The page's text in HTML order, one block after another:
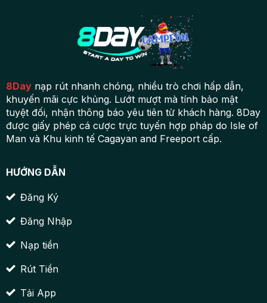
8Daynạp rút nhanh chóng, nhiều trò chơi hấp dẫn,
khuyến mãi cực khủng. Lướt mượt mà tính bảo mật
tuyệt đối, nhận thông báo yêu tiên từ khách hàng. 8Day
được giấy phép cá cược trực tuyến hợp pháp do Isle of
Man và Khu kinh tế Cagayan and Freeport cấp.
HƯỚNG DẪN
Đăng Ký
Đăng Nhập
Nạp tiền
Rút Tiền
Tải App